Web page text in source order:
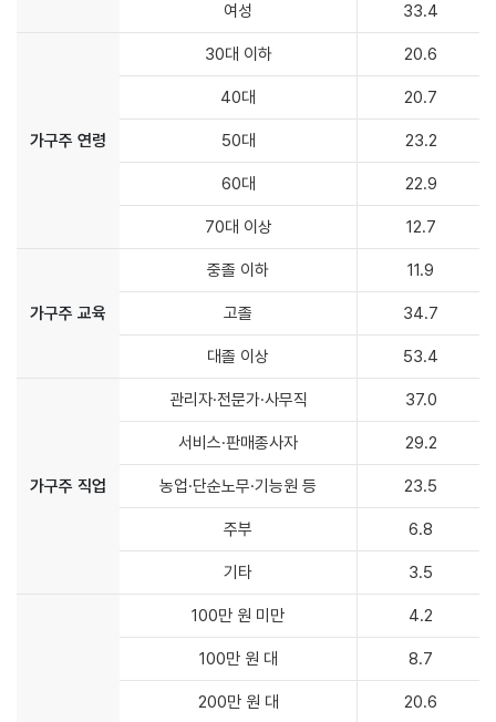
여성 33.4
가구주 연령
30대 이하 20.6
40대 20.7
50대 23.2
60대 22.9
70대 이상 12.7
가구주 교육
중졸 이하 11.9
고졸 34.7
대졸 이상 53.4
가구주 직업
관리자·전문가·사무직 37.0
서비스·판매종사자 29.2
농업·단순노무·기능원 등 23.5
주부 6.8
기타 3.5
100만 원 미만 4.2
100만 원 대 8.7
200만 원 대 20.6